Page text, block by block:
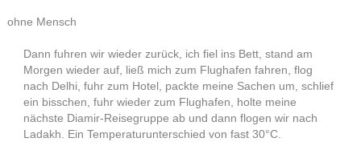
ohne Mensch
Dann fuhren wir wieder zurück, ich fiel ins Bett, stand am
Morgen wieder auf, ließ mich zum Flughafen fahren, flog
nach Delhi, fuhr zum Hotel, packte meine Sachen um, schlief
ein bisschen, fuhr wieder zum Flughafen, holte meine
nächste Diamir-Reisegruppe ab und dann flogen wir nach
Ladakh. Ein Temperaturunterschied von fast 30°C.